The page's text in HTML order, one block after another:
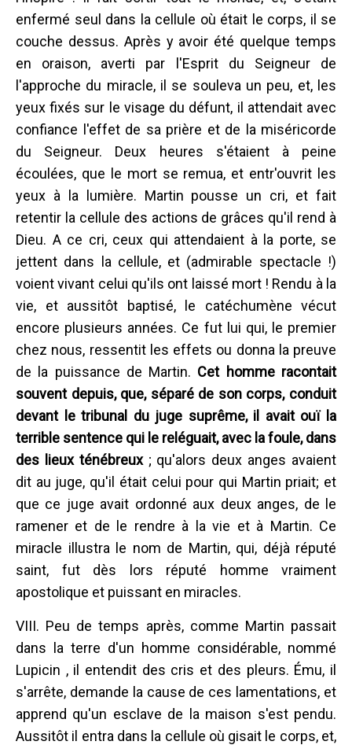
enfermé seul dans la cellule où était le corps, il se
couche dessus. Après y avoir été quelque temps
en oraison, averti par l'Esprit du Seigneur de
l'approche du miracle, il se souleva un peu, et, les
yeux fixés sur le visage du défunt, il attendait avec
confiance l'effet de sa prière et de la miséricorde
du Seigneur. Deux heures s'étaient à peine
écoulées, que le mort se remua, et entr'ouvrit les
yeux à la lumière. Martin pousse un cri, et fait
retentir la cellule des actions de grâces qu'il rend à
Dieu. A ce cri, ceux qui attendaient à la porte, se
jettent dans la cellule, et (admirable spectacle !)
voient vivant celui qu'ils ont laissé mort ! Rendu à la
vie, et aussitôt baptisé, le catéchumène vécut
encore plusieurs années. Ce fut lui qui, le premier
chez nous, ressentit les effets ou donna la preuve
de la puissance de Martin. Cet homme racontait
souvent depuis, que, séparé de son corps, conduit
devant le tribunal du juge suprême, il avait ouï la
terrible sentence qui le reléguait, avec la foule, dans
des lieux ténébreux; qu'alors deux anges avaient
dit au juge, qu'il était celui pour qui Martin priait; et
que ce juge avait ordonné aux deux anges, de le
ramener et de le rendre à la vie et à Martin. Ce
miracle illustra le nom de Martin, qui, déjà réputé
saint, fut dès lors réputé homme vraiment
apostolique et puissant en miracles.
VIII. Peu de temps après, comme Martin passait
dans la terre d'un homme considérable, nommé
Lupicin , il entendit des cris et des pleurs. Ému, il
s'arrête, demande la cause de ces lamentations, et
apprend qu'un esclave de la maison s'est pendu.
Aussitôt il entra dans la cellule où gisait le corps, et,